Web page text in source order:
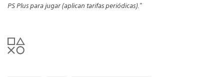
PS Plus para jugar (aplican tarifas periódicas).”